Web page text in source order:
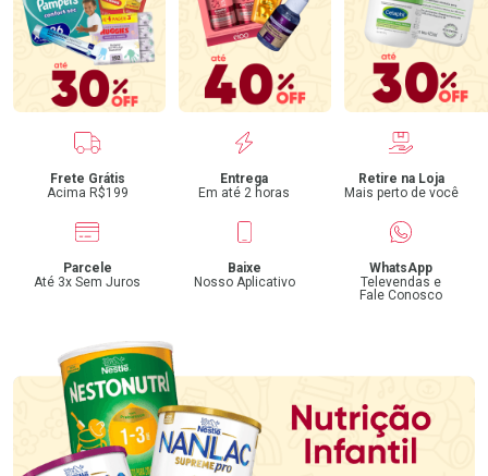
Benefícios
Frete Grátis
Acima R$199
Entrega
Em até 2 horas
Retire na Loja
Mais perto de você
Parcele
Até 3x Sem Juros
Baixe
Nosso Aplicativo
WhatsApp
Televendas e
Fale Conosco